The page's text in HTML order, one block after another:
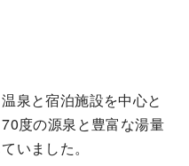
泉と宿泊施設を中心と
度の源泉と豊富な湯量
いました。